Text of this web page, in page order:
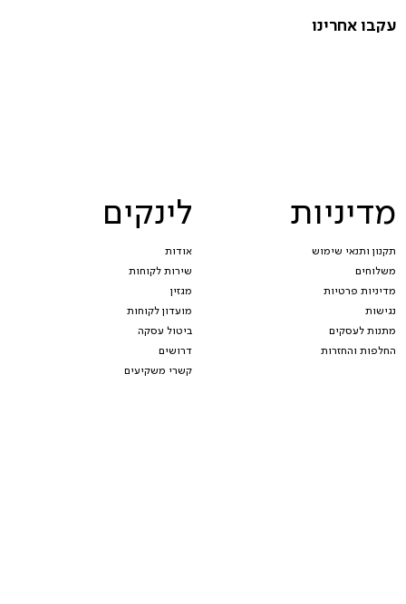
מדיניות
תקנון ותנאי שימוש
משלוחים
מדיניות פרטיות
נגישות
מתנות לעסקים
החלפות והחזרות
לינקים
אודות
שירות לקוחות
מגזין
מועדון לקוחות
ביטול עסקה
דרושים
קשרי משקיעים
עקבו אחרינו